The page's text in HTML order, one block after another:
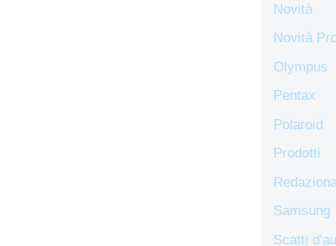
Novità
Novità
Olympus
Pentax
Polaroid
Prodotti
Samsung
Scatti